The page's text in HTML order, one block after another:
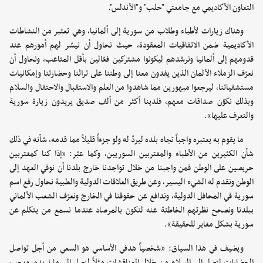
التعاون الأكاديمي مع جامعتي "حلب" و"الأندلس".
وهناك زيارات لأطباء وطلاب من سورية إلى ألمانيا، وهي تعتبر من النشاطات
الأكاديمية ضمن الاتفاقيات المعقودة، حيث نحاول أن نيسّر لهم أمورهم عند
قدومهم إلى ألمانيا ونرشدهم ليكونوا مشتركين فعّالين بأقل المتاعب، ونحاول أن
نعرّف الزملاء الألمان الذين يفدون معنا إلى وطننا على تراثنا وحضارتنا وإمكانيات
مستشفياتنا، ليرجعوا مبهورين مما شاهدوا من العلم والاستقبال والاحتفال والسلام
وبذلك نكوّن صداقات معهم، فلدينا أكثر من ألف صديق يريدون زيارة سورية
والتعرف عليها».
ما يقوم به يعتبره واجباً تجاه بلده ليردّ له ولو جزءاً قليلاً مما قدمه، شأنه في ذلك
شأن الكثيرين من الأطباء والمغتربين السوريين، وكما عبّر: «إذا كنا كمغتربين
حريصين على الوطن فمن واجبنا من خلال تواجدنا خارج بلدنا أن نوفي العهد إلى
الوطن ونقدم له الشيء اليسير، وعن طريق العلاقات الدولية والطبية نحاول رفع اسم
سورية في المحافل الدولية، وندافع عن حقوقنا في الخارج ونعرّف الشعب الألماني
ببلدنا ونصحح نظرتهم الخاطئة عنه لنكون بالمرصاد عندما نسمع من يتكلم عن
سورية بشكل مغاير للحقيقة».
ويضيف في هذا السياق: «شخصياً هدفي الأساسي هو السعي من أجل تواصل